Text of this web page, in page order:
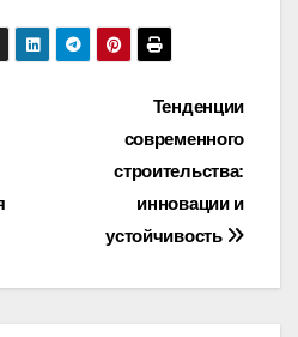
Тенденции
современного
строительства:
инновации и
устойчивость